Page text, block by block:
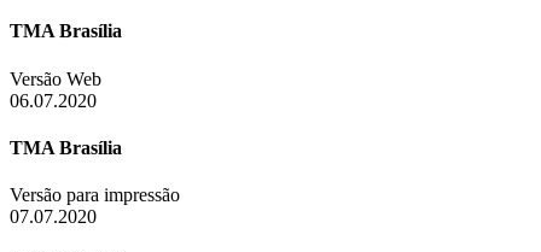
TMA Brasília
Versão Web
06.07.2020
TMA Brasília
Versão para impressão
07.07.2020